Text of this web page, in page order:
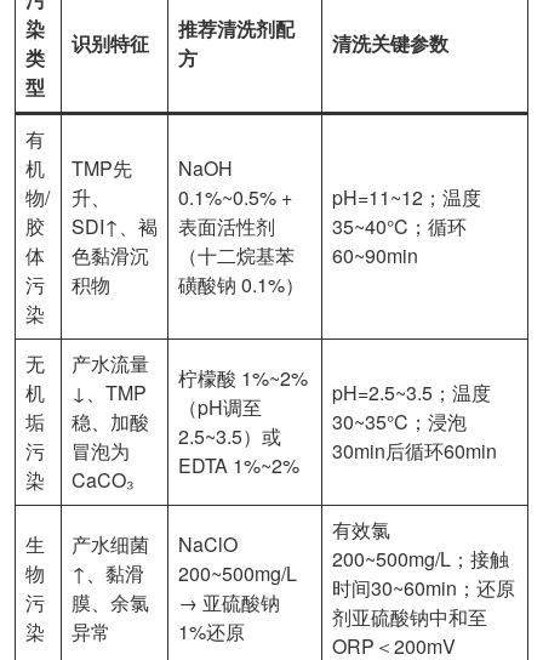
染
类
型
识别特征
推荐清洗剂配
方
清洗关键参数
有
机
物/
胶
体
污
染
TMP先
升、
SDI↑、褐
色黏滑沉
积物
NaOH
0.1%~0.5% +
表面活性剂
（十二烷基苯
磺酸钠 0.1%）
pH=11~12；温度
35~40°C；循环
60~90min
无
机
垢
污
染
产水流量
↓、TMP
稳、加酸
冒泡为
CaCO₃
柠檬酸 1%~2%
（pH调至
2.5~3.5）或
EDTA 1%~2%
pH=2.5~3.5；温度
30~35°C；浸泡
30min后循环60min
生
物
污
染
产水细菌
↑、黏滑
膜、余氯
异常
NaClO
200~500mg/L
→ 亚硫酸钠
1%还原
有效氯
200~500mg/L；接触
时间30~60min；还原
剂亚硫酸钠中和至
ORP＜200mV